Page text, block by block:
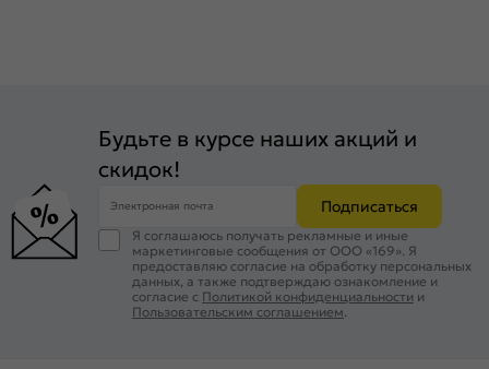
Будьте в курсе наших акций и
скидок!
Электронная почта Подписаться
Я соглашаюсь получать рекламные и иные
маркетинговые сообщения от ООО «169». Я
предоставляю согласие на обработку персональных
данных, а также подтверждаю ознакомление и
согласие с Политикой конфиденциальности и
Пользовательским соглашением.